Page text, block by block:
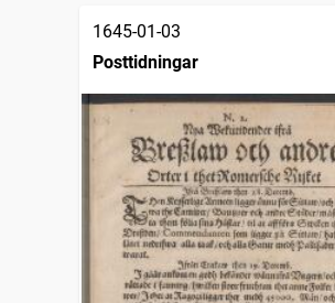
1645-01-03
Posttidningar